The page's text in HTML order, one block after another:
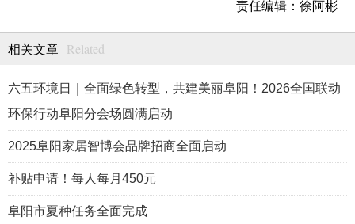
责任编辑：徐阿彬
相关文章 Related
六五环境日｜全面绿色转型，共建美丽阜阳！2026全国联动
环保行动阜阳分会场圆满启动
2025阜阳家居智博会品牌招商全面启动
补贴申请！每人每月450元
阜阳市夏种任务全面完成